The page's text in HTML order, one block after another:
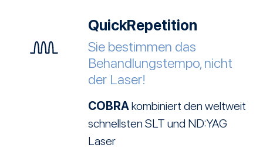
QuickRepetition
Sie bestimmen das
Behandlungstempo, nicht
der Laser!
COBRAkombiniert den weltweit
schnellsten SLT und ND:YAG
Laser